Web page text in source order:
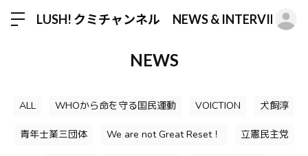
LUSH! クミチャンネル NEWS & INTERVIEW
NEWS
ALL WHOから命を守る国民運動 VOICTION 犬飼淳
青年士業三団体 We are not Great Reset！ 立憲民主党